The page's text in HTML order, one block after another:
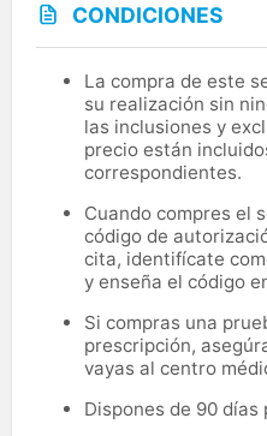
CONDICIONES
La compra de este
su realización sin
las inclusiones y
precio están
correspondientes.
Cuando compres el
código de
cita, identifícate
y enseña el código
Si compras una
prescripción,
vayas al centro
Dispones de 90